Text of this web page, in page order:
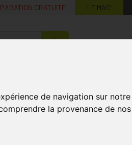
de navigation sur
la provenance de
GRATUITE LE MAG’
mes prix